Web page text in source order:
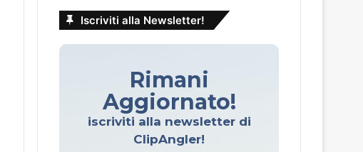
Iscriviti alla Newsletter!
Rimani
Aggiornato!
iscriviti alla newsletter di
ClipAngler!